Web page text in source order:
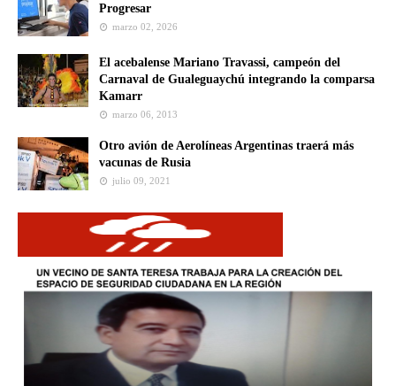
Progresar
marzo 02, 2026
El acebalense Mariano Travassi, campeón del
Carnaval de Gualeguaychú integrando la comparsa
Kamarr
marzo 06, 2013
Otro avión de Aerolíneas Argentinas traerá más
vacunas de Rusia
julio 09, 2021